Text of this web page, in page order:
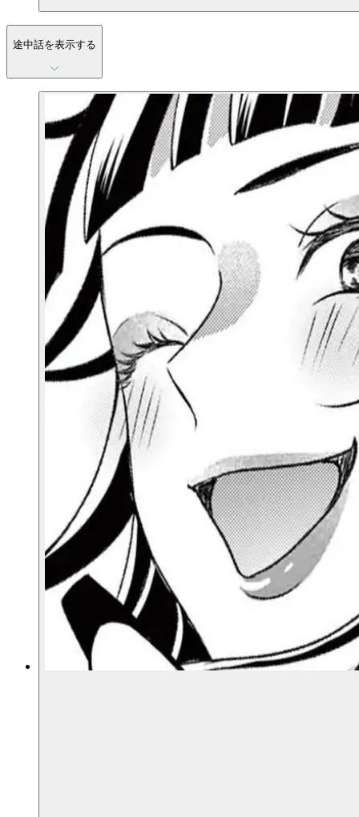
途中話を表示する